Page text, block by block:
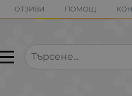
ОТЗИВИ ПОМОЩ